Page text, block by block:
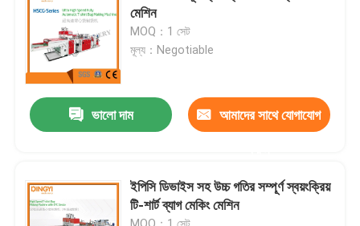
মেশিন
MOQ：1 সেট
মূল্য：Negotiable
ভালো দাম আমাদের সাথে যোগাযোগ
ইপিসি ডিভাইস সহ উচ্চ গতির সম্পূর্ণ স্বয়ংক্রিয়
টি-শার্ট ব্যাগ মেকিং মেশিন
MOQ：1 সেট